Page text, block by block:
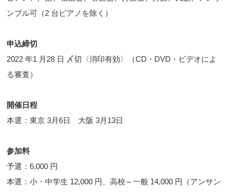
ンブル可（2 台ピアノを除く）
申込締切
2022 年1 月28 日 〆切〈消印有効〉（CD・DVD・ビデオによ
る審査）
開催日程
本選：東京 3月6日 大阪 3月13日
参加料
予選：6,000 円
本選：小・中学生 12,000 円、高校～一般 14,000 円（アンサン